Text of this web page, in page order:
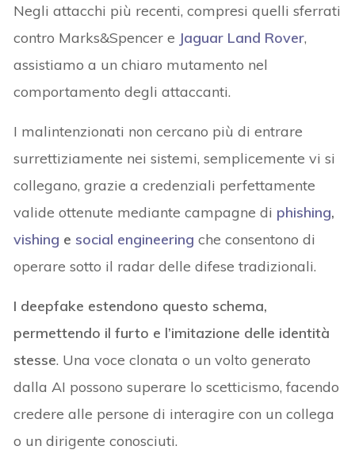
Negli attacchi più recenti, compresi quelli sferrati
contro Marks&Spencer e Jaguar Land Rover,
assistiamo a un chiaro mutamento nel
comportamento degli attaccanti.
I malintenzionati non cercano più di entrare
surrettiziamente nei sistemi, semplicemente vi si
collegano, grazie a credenziali perfettamente
valide ottenute mediante campagne di phishing,
vishing e social engineering che consentono di
operare sotto il radar delle difese tradizionali.
I deepfake estendono questo schema,
permettendo il furto e l’imitazione delle identità
stesse. Una voce clonata o un volto generato
dalla AI possono superare lo scetticismo, facendo
credere alle persone di interagire con un collega
o un dirigente conosciuti.